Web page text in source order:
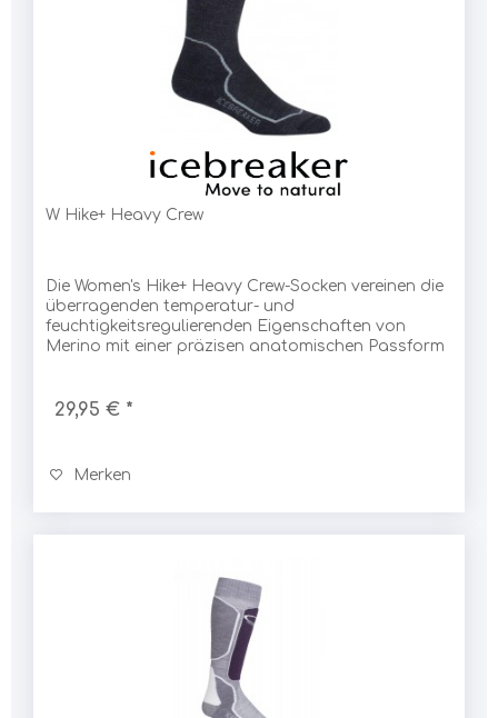
W Hike+ Heavy Crew
Die Women's Hike+ Heavy Crew-Socken vereinen die
überragenden temperatur- und
feuchtigkeitsregulierenden Eigenschaften von
Merino mit einer präzisen anatomischen Passform
29,95 € *
Merken